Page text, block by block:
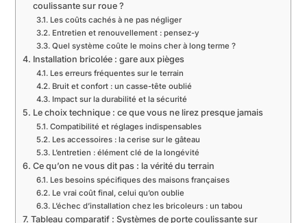
coulissante sur roue ?
Les coûts cachés à ne pas négliger
Entretien et renouvellement : pensez-y
Quel système coûte le moins cher à long terme ?
Installation bricolée : gare aux pièges
Les erreurs fréquentes sur le terrain
Bruit et confort : un casse-tête oublié
Impact sur la durabilité et la sécurité
Le choix technique : ce que vous ne lirez presque jamais
Compatibilité et réglages indispensables
Les accessoires : la cerise sur le gâteau
L’entretien : élément clé de la longévité
Ce qu’on ne vous dit pas : la vérité du terrain
Les besoins spécifiques des maisons françaises
Le vrai coût final, celui qu’on oublie
L’échec d’installation chez les bricoleurs : un tabou
Tableau comparatif : Systèmes de porte coulissante sur